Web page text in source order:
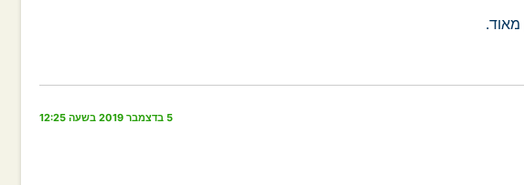
5 בדצמבר 2019 בשעה 12:25